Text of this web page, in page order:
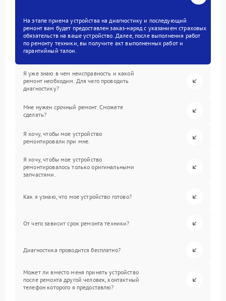
На этапе приема устройства на диагностику и последующий
ремонт вам будет предоставлен заказ-наряд с указанием страховых
обязательств на ваше устройство. Далее, после выполнения работ
по ремонту техники, вы получите акт выполненных работ и
гарантийный талон.
Я уже знаю в чем неисправность и какой
ремонт необходим. Для чего проводить
диагностику?
Мне нужен срочный ремонт. Сможете
сделать?
Я хочу, чтобы мое устройство
ремонтировали при мне.
Я хочу, чтобы мое устройство
ремонтировалось только оригинальными
запчастями.
Как я узнаю, что мое устройство готово?
От чего зависит срок ремонта техники?
Диагностика проводится бесплатно?
Может ли вместо меня принять устройство
после ремонта другой человек, контактный
телефон которого я предоставлю?